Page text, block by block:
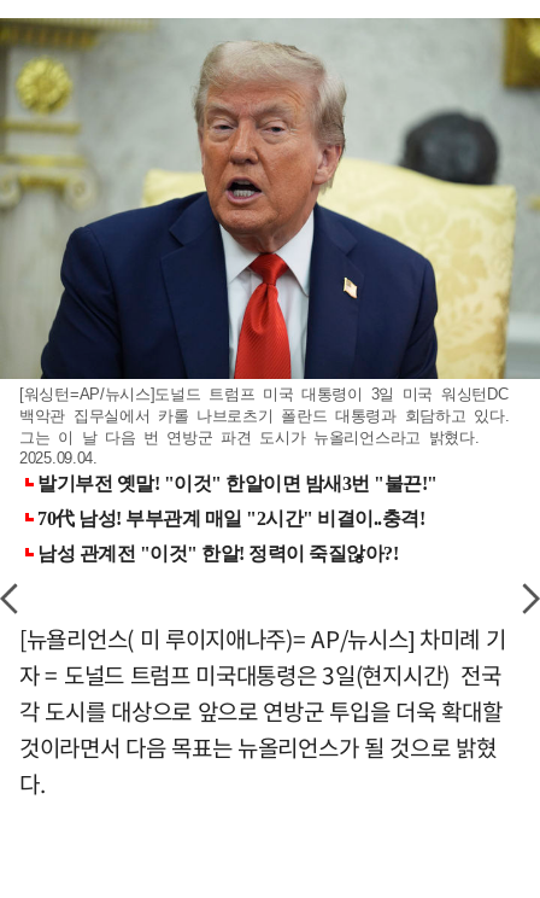
[워싱턴=AP/뉴시스]도널드 트럼프 미국 대통령이 3일 미국 워싱턴DC
백악관 집무실에서 카롤 나브로츠기 폴란드 대통령과 회담하고 있다.
그는 이 날 다음 번 연방군 파견 도시가 뉴올리언스라고 밝혔다.
2025.09.04.
[뉴욜리언스( 미 루이지애나주)= AP/뉴시스] 차미례 기
자 = 도널드 트럼프 미국대통령은 3일(현지시간) 전국
각 도시를 대상으로 앞으로 연방군 투입을 더욱 확대할
것이라면서 다음 목표는 뉴올리언스가 될 것으로 밝혔
다.